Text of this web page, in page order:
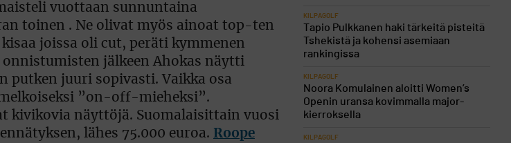
vuottaan sunnuntaina
toinen . Ne olivat myös ainoat top-ten
joissa oli cut, peräti kymmenen
jälkeen Ahokas näytti
putken juuri sopivasti. Vaikka osa
”on-off-mieheksi”.
kivikovia näyttöjä. Suomalaisittain vuosi
lähes 75.000 euroa. Roope
KILPAGOLF
Tapio Pulkkanen haki tärkeitä pisteitä
Tshekistä ja kohensi asemiaan
rankingissa
KILPAGOLF
Noora Komulainen aloitti Women’s
Openin uransa kovimmalla major-
kierroksella
KILPAGOLF